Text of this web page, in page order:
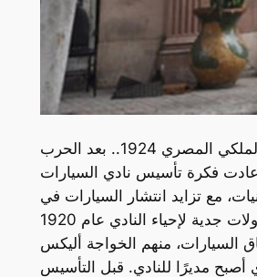
نادي السيارات الملكي المصري 1924.. بعد الحرب
عادت فكرة تأسيس نادي السيارات
مع تزايد انتشار السيارات في
مصر. بدأت محاولات جدية لإحياء النادي عام 1920
السيارات، منهم الخواجة أليكس
أصبح مديرًا للنادي. قبل التأسيس